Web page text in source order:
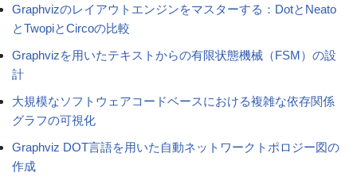
Graphvizのレイアウトエンジンをマスターする：DotとNeato
とTwopiとCircoの比較
Graphvizを用いたテキストからの有限状態機械（FSM）の設
計
大規模なソフトウェアコードベースにおける複雑な依存関係
グラフの可視化
Graphviz DOT言語を用いた自動ネットワークトポロジー図の
作成